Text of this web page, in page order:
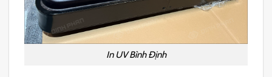
In UV Bình Định